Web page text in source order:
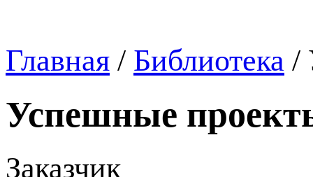
Главная / Библиотека /
Успешные
Заказчик